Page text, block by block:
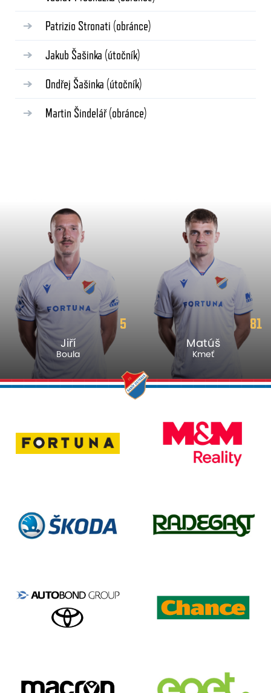
Patrizio Stronati (obránce)
Jakub Šašinka (útočník)
Ondřej Šašinka (útočník)
Martin Šindelář(obránce)
5
Jiří
Boula
81
Matúš
Kmeť